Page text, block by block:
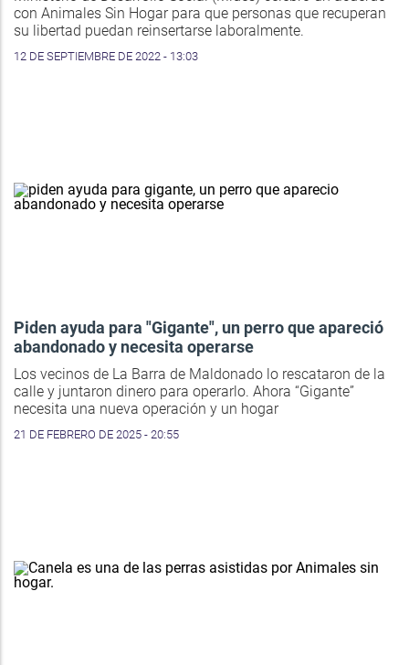
con Animales Sin Hogar para que personas que recuperan
su libertad puedan reinsertarse laboralmente.
12 DE SEPTIEMBRE DE 2022 - 13:03
Piden ayuda para "Gigante", un perro que apareció
abandonado y necesita operarse
Los vecinos de La Barra de Maldonado lo rescataron de la
calle y juntaron dinero para operarlo. Ahora “Gigante”
necesita una nueva operación y un hogar
21 DE FEBRERO DE 2025 - 20:55